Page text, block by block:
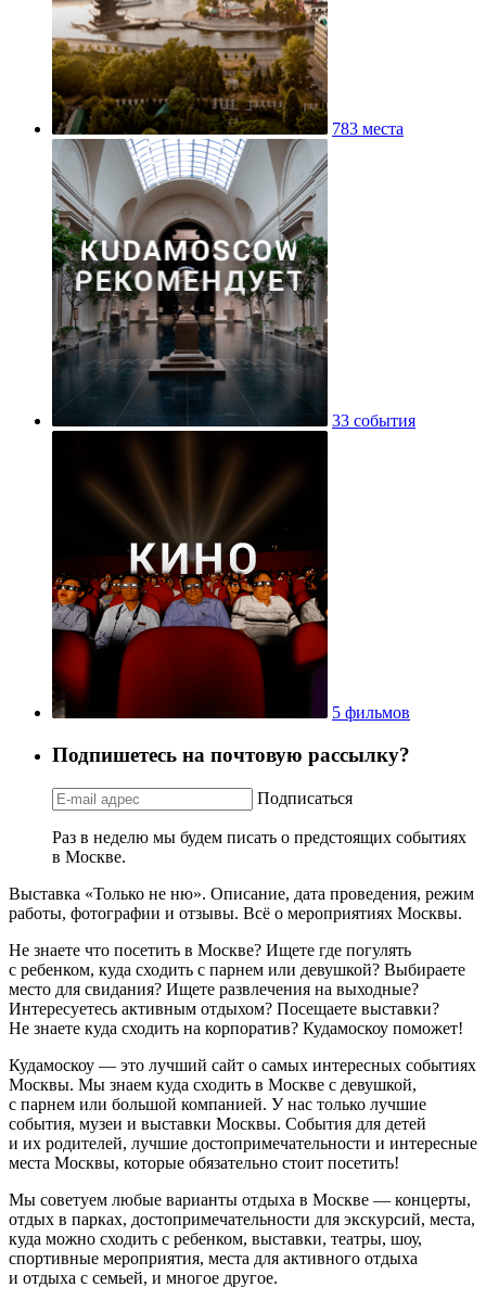
783 места
33 события
5 фильмов
Подпишетесь на почтовую рассылку?
Подписаться
Раз в неделю мы будем писать о предстоящих событиях
в Москве.
Выставка «Только не ню». Описание, дата проведения, режим
работы, фотографии и отзывы. Всё о мероприятиях Москвы.
Не знаете что посетить в Москве? Ищете где погулять
с ребенком, куда сходить с парнем или девушкой? Выбираете
место для свидания? Ищете развлечения на выходные?
Интересуетесь активным отдыхом? Посещаете выставки?
Не знаете куда сходить на корпоратив? Кудамоскоу поможет!
Кудамоскоу — это лучший сайт о самых интересных событиях
Москвы. Мы знаем куда сходить в Москве с девушкой,
с парнем или большой компанией. У нас только лучшие
события, музеи и выставки Москвы. События для детей
и их родителей, лучшие достопримечательности и интересные
места Москвы, которые обязательно стоит посетить!
Мы советуем любые варианты отдыха в Москве — концерты,
отдых в парках, достопримечательности для экскурсий, места,
куда можно сходить с ребенком, выставки, театры, шоу,
спортивные мероприятия, места для активного отдыха
и отдыха с семьей, и многое другое.